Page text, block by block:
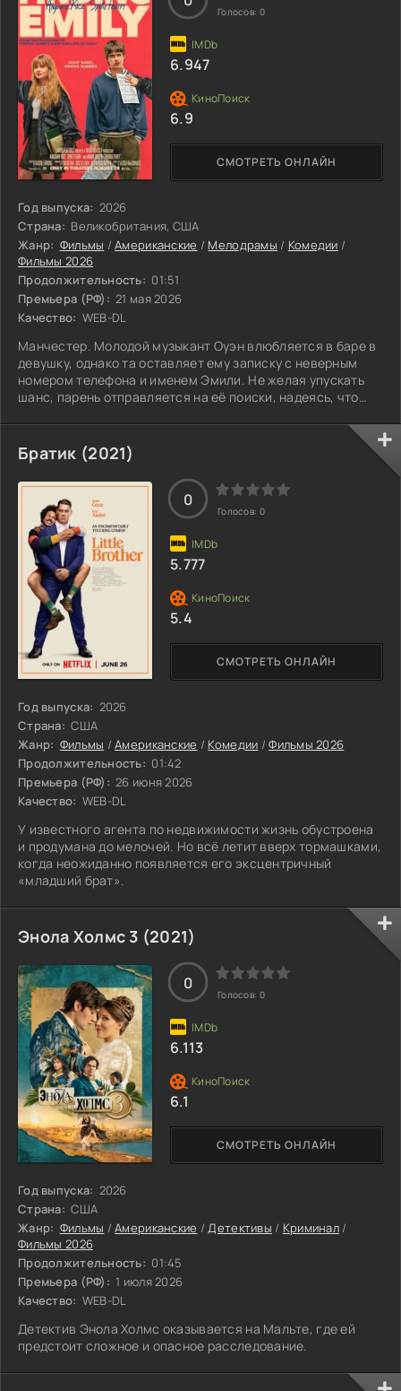
Год выпуска: 2026
Страна: Великобритания, США
Жанр: Фильмы /Американские / Мелодрамы / Комедии /
Фильмы 2026
Продолжительность: 01:51
Премьера (РФ): 21 мая 2026
Качество: WEB-DL
Манчестер. Молодой музыкант Оуэн влюбляется в баре в
девушку, однако та оставляет ему записку с неверным
номером телефона и именем Эмили. Не желая упускать
шанс, парень отправляется на её поиски, надеясь, что
ней. К его поискам присоединяется целеустремлённая
студентка факультета психологии Эмили Рейн. Вместе
они оказываются в центре череды неожиданных событий,
которые охватывают весь университетский кампус и
заставляют каждого из них
СМОТРЕТЬ ОНЛАЙН
Голосов: 0
6.947
6.9
Братик (2021)
Год выпуска: 2026
Страна: США
Жанр: Фильмы /Американские / Комедии /Фильмы 2026
Продолжительность: 01:42
Премьера (РФ): 26 июня 2026
Качество: WEB-DL
У известного агента по недвижимости жизнь обустроена
и продумана до мелочей. Но всё летит вверх тормашками,
когда неожиданно появляется его эксцентричный
«младший брат».
СМОТРЕТЬ ОНЛАЙН
0
Голосов: 0
5.777
5.4
Энола Холмс 3 (2021)
Год выпуска: 2026
Страна: США
Жанр: Фильмы /Американские /Детективы / Криминал /
Фильмы 2026
Продолжительность: 01:45
Премьера (РФ): 1 июля 2026
Качество: WEB-DL
Детектив Энола Холмс оказывается на Мальте, где ей
предстоит сложное и опасное расследование.
СМОТРЕТЬ ОНЛАЙН
0
Голосов: 0
6.113
6.1